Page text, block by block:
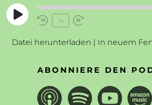
Play
EpisodeRewind
Seconds
1x
30
Datei herunterladen | In neuem
ABONNIERE DEN